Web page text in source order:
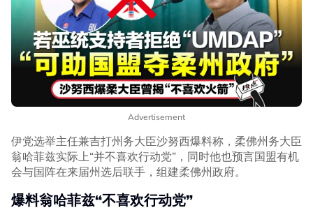
Advertisement
伊党选举主任兼吉打州务大臣沙努西爆料称，柔佛州务大臣
翁哈菲兹实际上“并不喜欢行动党”，同时他也预言国盟有机
会与国阵在来届州选后联手，组建柔佛州政府。
爆料翁哈菲兹“不喜欢行动党”